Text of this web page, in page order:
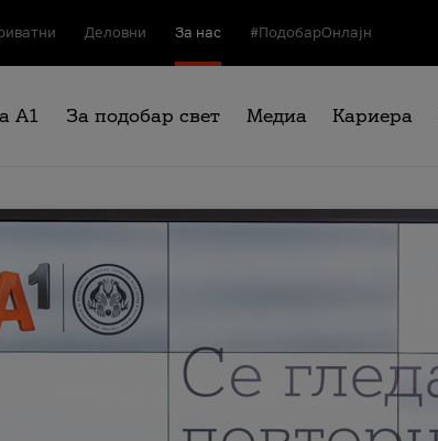
Деловни За нас #ПодобарОнлајн
А1 За подобар свет Медиа Кариера